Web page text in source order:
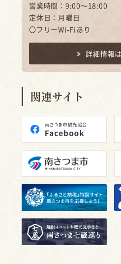
営業時間：9:00～18:00
定休日：月曜日
〇フリーWi-Fiあり
詳細情報
関連サイト